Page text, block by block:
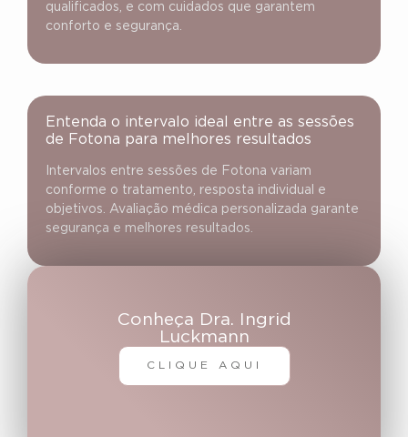
qualificados, e com cuidados que garantem
conforto e segurança.
Entenda o intervalo ideal entre as sessões
de Fotona para melhores resultados
Intervalos entre sessões de Fotona variam
conforme o tratamento, resposta individual e
objetivos. Avaliação médica personalizada garante
segurança e melhores resultados.
Conheça Dra. Ingrid
Luckmann
CLIQUE AQUI